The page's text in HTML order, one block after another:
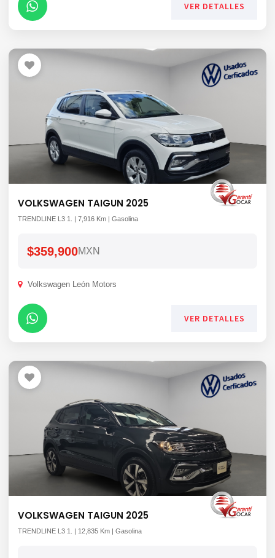
VER DETALLES
VOLKSWAGEN TAIGUN 2025
TRENDLINE L3 1. | 7,916 Km | Gasolina
$359,900MXN
Volkswagen León Motors
VER DETALLES
VOLKSWAGEN TAIGUN 2025
TRENDLINE L3 1. | 12,835 Km | Gasolina